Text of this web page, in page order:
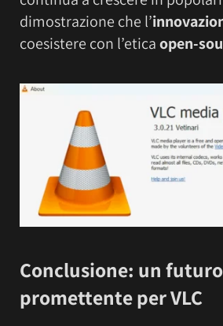
dimostrazione che l’
coesistere con l’eticaopen-
Conclusione: un futuro
promettente per VLC